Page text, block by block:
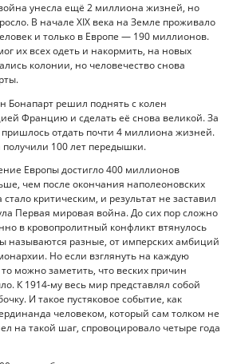
унесла ещё 2 миллиона жизней, но
В начале XIX века на Земле проживало
и только в Европе — 190 миллионов.
их всех одеть и накормить, на новых
колонии, но человечество снова
решил поднять с колен
Францию и сделать её снова великой. За
отдать почти 4 миллиона жизней.
получили 100 лет передышки.
Европы достигло 400 миллионов
чем после окончания наполеоновских
критическим, и результат не заставил
Первая мировая война. До сих пор сложно
в кровопролитный конфликт втянулось
называются разные, от имперских амбиций
Но если взглянуть на каждую
можно заметить, что веских причин
К 1914-му весь мир представлял собой
И такое пустяковое событие, как
человеком, который сам толком не
на такой шаг, спровоцировало четыре года